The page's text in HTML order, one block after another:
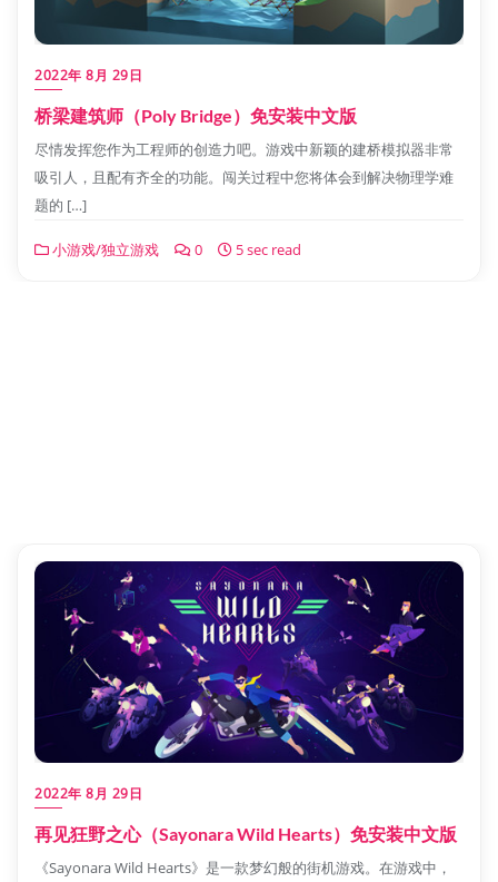
2022年 8月 29日
桥梁建筑师（Poly Bridge）免安装中文版
尽情发挥您作为工程师的创造力吧。游戏中新颖的建桥模拟器非常
吸引人，且配有齐全的功能。闯关过程中您将体会到解决物理学难
题的 […]
小游戏/独立游戏 0 5 sec read
2022年 8月 29日
再见狂野之心（Sayonara Wild Hearts）免安装中文版
《Sayonara Wild Hearts》是一款梦幻般的街机游戏。在游戏中，